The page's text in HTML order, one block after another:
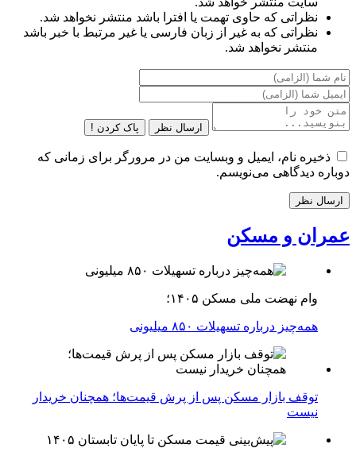
نظراتی که حاوی تهمت یا افترا باشد منتشر نخواهد شد.
نظراتی که به غیر از زبان فارسی یا غیر مرتبط با خبر باشد
منتشر نخواهد شد.
ارسال نظر پاک کردن !
ذخیره نام، ایمیل و وبسایت من در مرورگر برای زمانی که
دوباره دیدگاهی می‌نویسم.
عمران و مسکن
وام نهضت ملی مسکن ۱۴۰۵؛
همه‌چیز درباره تسهیلات ۸۵۰ میلیونی
توقف بازار مسکن پس از پرش قیمت‌ها؛ همچنان خریدار
نیست